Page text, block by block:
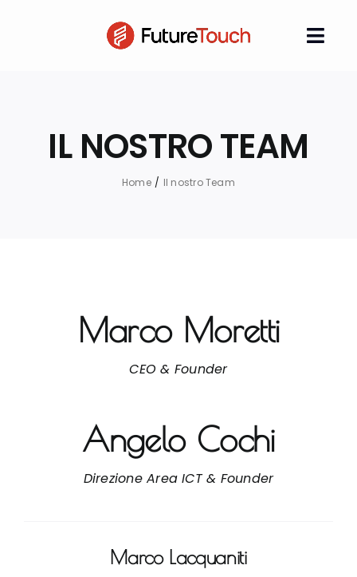
Sicurezza Informatica
IL NOSTRO TEAM
Home Il nostro Team
Marco Moretti
CEO & Founder
Angelo Cochi
Direzione Area ICT & Founder
Marco Lacquaniti